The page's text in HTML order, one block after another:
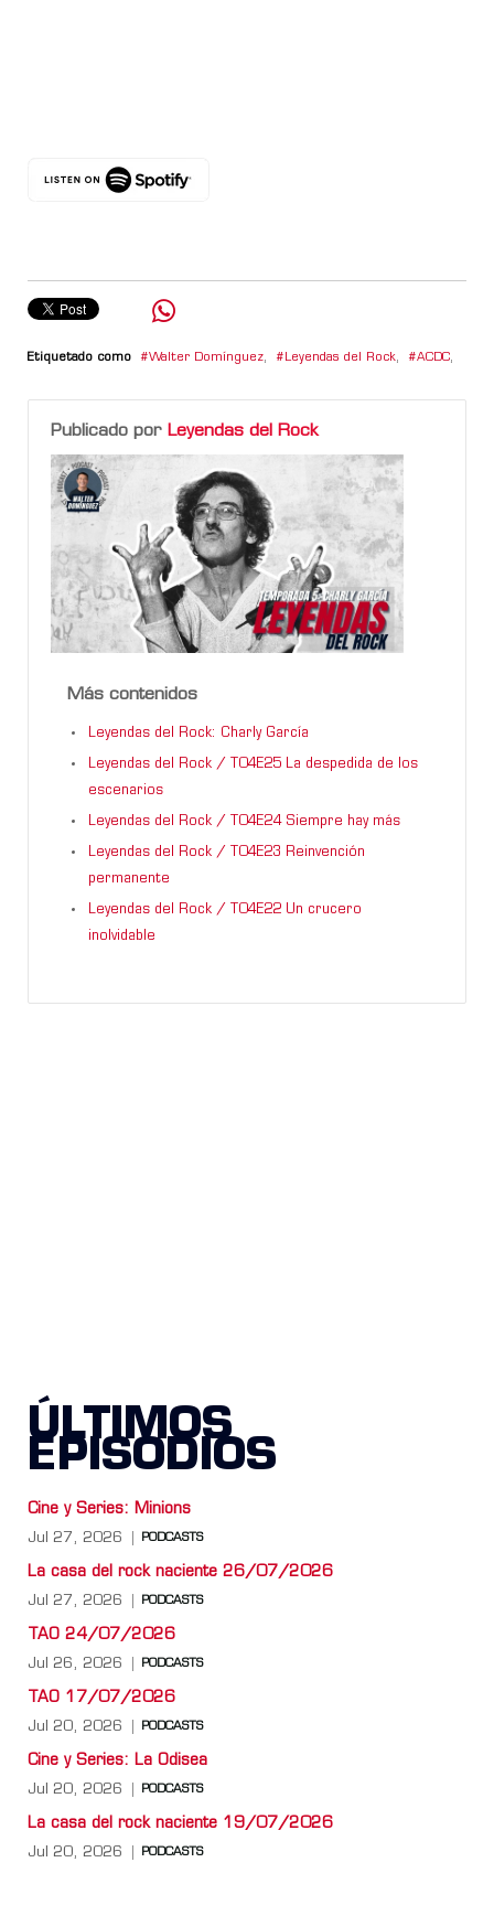
Etiquetado como Walter Domínguez, Leyendas del Rock, ACDC,
Publicado por Leyendas del Rock
Más contenidos
Leyendas del Rock: Charly García
Leyendas del Rock / T04E25 La despedida de los
escenarios
Leyendas del Rock / T04E24 Siempre hay más
Leyendas del Rock / T04E23 Reinvención
permanente
Leyendas del Rock / T04E22 Un crucero
inolvidable
ÚLTIMOS
EPISODIOS
Cine y Series: Minions
Jul 27, 2026 PODCASTS
La casa del rock naciente 26/07/2026
Jul 27, 2026 PODCASTS
TAO 24/07/2026
Jul 26, 2026 PODCASTS
TAO 17/07/2026
Jul 20, 2026 PODCASTS
Cine y Series: La Odisea
Jul 20, 2026 PODCASTS
La casa del rock naciente 19/07/2026
Jul 20, 2026 PODCASTS